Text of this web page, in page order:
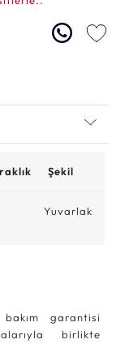
Şekil
Yuvarlak
garantisi
birlikte